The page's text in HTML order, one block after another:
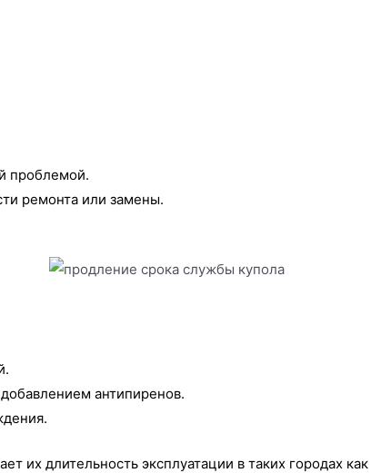
проблемой.
ремонта или замены.
антипиренов.
их длительность эксплуатации в таких городах как